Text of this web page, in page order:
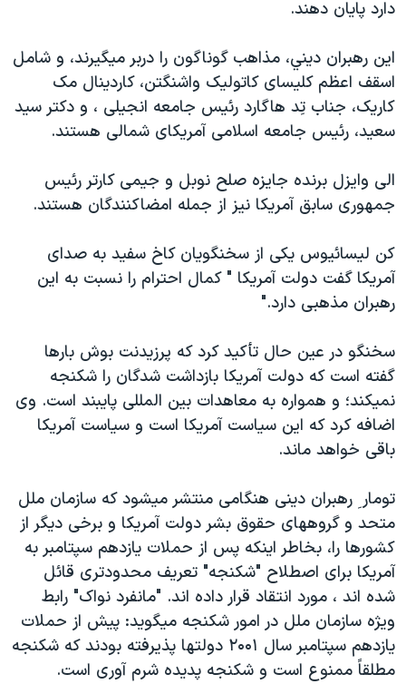
آرشیو پخش زنده
مجموعه مستندهای دادخواهی
دادگاه حمید نوری
چهل سال گروگان‌گیری
قانون شفافیت دارائی کادر رهبری ایران
اعتراضات مردمی آبان ۹۸
اسرائیل در جنگ
همایش محافظه‌کاران آمریکا «سی‌پک»
صفحه‌های ویژه
دارد پايان دهند.
اين رهبران ديني، مذاهب گوناگون را دربر ميگيرند، و شامل
اسقف اعظم کليسای کاتوليک واشنگتن، کاردينال مک
کاريک، جناب تِد هاگارد رئيس جامعه انجيلی ، و دکتر سيد
سعيد، رئيس جامعه اسلامی آمريکای شمالی هستند.
الی وايزل برنده جايزه صلح نوبل و جيمی کارتر رئيس
جمهوری سابق آمريکا نيز از جمله امضاکنندگان هستند.
کن ليسائيوس يکی از سخنگويان کاخ سفيد به صدای
آمريکا گفت دولت آمريکا " کمال احترام را نسبت به اين
رهبران مذهبی دارد."
سخنگو در عين حال تأکيد کرد که پرزيدنت بوش بارها
گفته است که دولت آمريکا بازداشت شدگان را شکنجه
نميکند؛ و همواره به معاهدات بين المللی پايبند است. وی
اضافه کرد که اين سياست آمريکا است و سياست آمريکا
باقی خواهد ماند.
تومار ِ رهبران دينی هنگامی منتشر ميشود که سازمان ملل
متحد و گروههای حقوق بشر دولت آمريکا و برخی ديگر از
کشورها را، بخاطر اينکه پس از حملات يازدهم سپتامبر به
آمريکا برای اصطلاح "شکنجه" تعريف محدودتری قائل
شده اند ، مورد انتقاد قرار داده اند. "مانفرد نواک" رابط
ويژه سازمان ملل در امور شکنجه ميگويد: پيش از حملات
يازدهم سپتامبر سال ۲۰۰۱ دولتها پذيرفته بودند که شکنجه
مطلقاً ممنوع است و شکنجه پديده شرم آوری است.